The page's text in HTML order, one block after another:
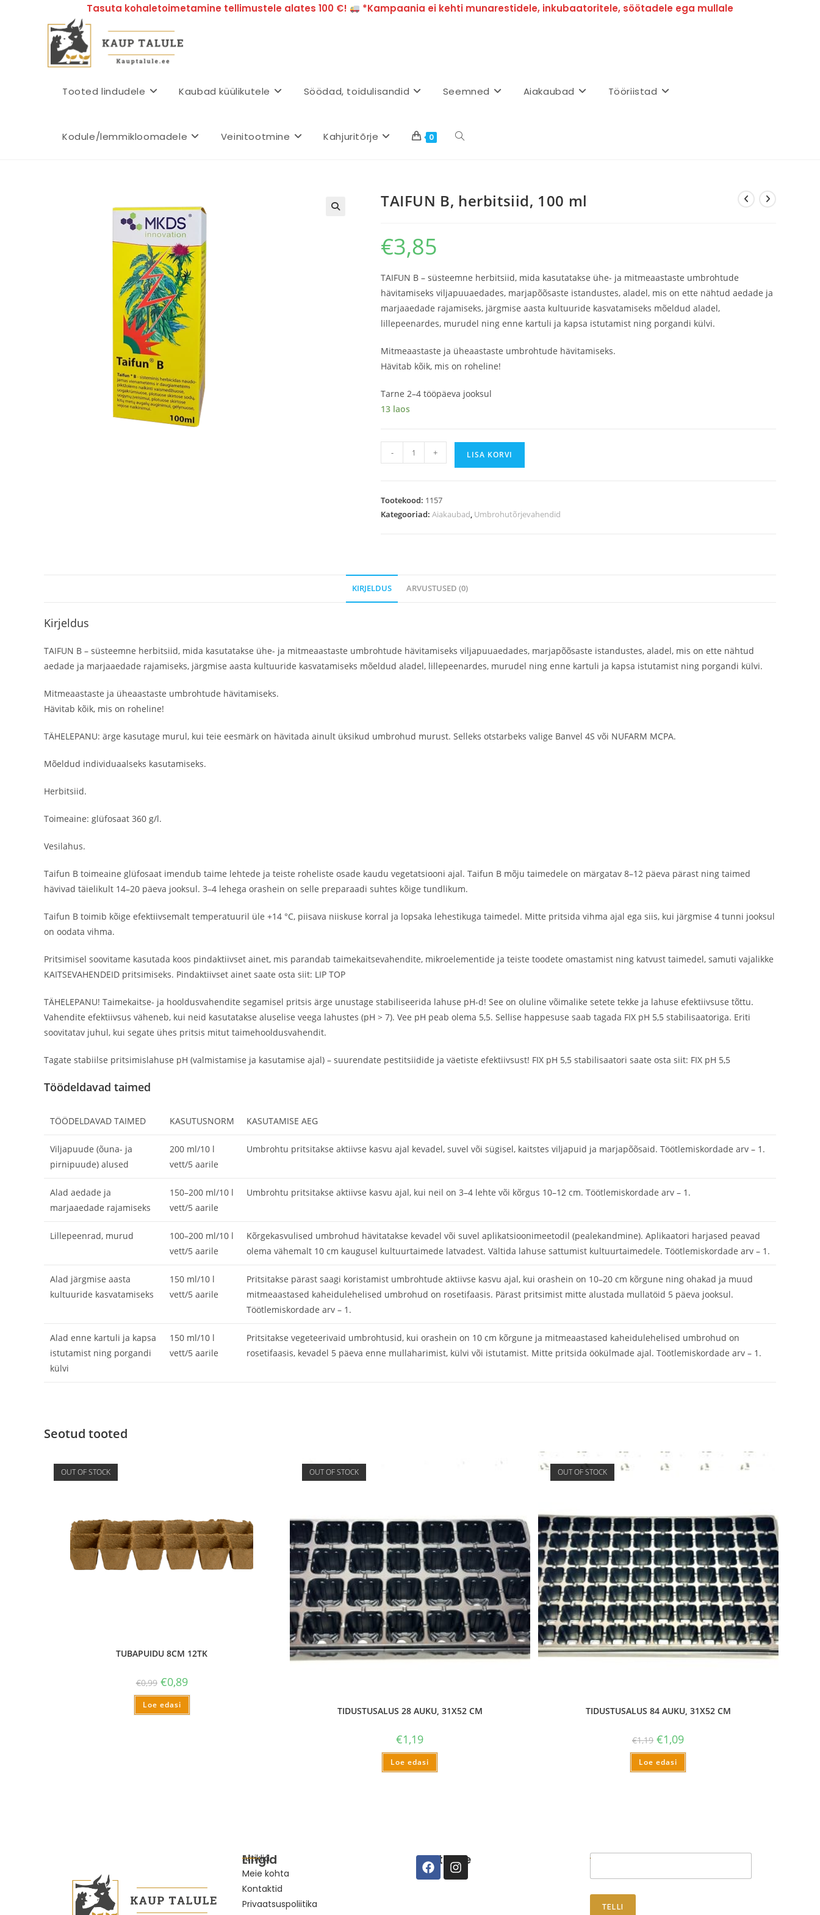
Tasuta kohaletoimetamine tellimustele alates 100 €! *Kampaania ei kehti munarestidele, inkubaatoritele, söötadele ega mullale
Tooted lindudele Kaubad küülikutele Söödad, toidulisandid Seemned Aiakaubad Tööriistad
Kodule/lemmikloomadele Veinitootmine Kahjuritõrje 0
TAIFUN B, herbitsiid, 100 ml
€3,85
TAIFUN B – süsteemne herbitsiid, mida kasutatakse ühe- ja mitmeaastaste umbrohtude
hävitamiseks viljapuuaedades, marjapõõsaste istandustes, aladel, mis on ette nähtud aedade ja
marjaaedade rajamiseks, järgmise aasta kultuuride kasvatamiseks mõeldud aladel,
lillepeenardes, murudel ning enne kartuli ja kapsa istutamist ning porgandi külvi.
Mitmeaastaste ja üheaastaste umbrohtude hävitamiseks.
Hävitab kõik, mis on roheline!
Tarne 2–4 tööpäeva jooksul
13 laos
- + LISA KORVI
Tootekood: 1157
Kategooriad: Aiakaubad, Umbrohutõrjevahendid
KIRJELDUS ARVUSTUSED (0)
Kirjeldus
TAIFUN B – süsteemne herbitsiid, mida kasutatakse ühe- ja mitmeaastaste umbrohtude hävitamiseks viljapuuaedades, marjapõõsaste istandustes, aladel, mis on ette nähtud
aedade ja marjaaedade rajamiseks, järgmise aasta kultuuride kasvatamiseks mõeldud aladel, lillepeenardes, murudel ning enne kartuli ja kapsa istutamist ning porgandi külvi.
Mitmeaastaste ja üheaastaste umbrohtude hävitamiseks.
Hävitab kõik, mis on roheline!
TÄHELEPANU: ärge kasutage murul, kui teie eesmärk on hävitada ainult üksikud umbrohud murust. Selleks otstarbeks valige Banvel 4S või NUFARM MCPA.
Mõeldud individuaalseks kasutamiseks.
Herbitsiid.
Toimeaine: glüfosaat 360 g/l.
Vesilahus.
Taifun B toimeaine glüfosaat imendub taime lehtede ja teiste roheliste osade kaudu vegetatsiooni ajal. Taifun B mõju taimedele on märgatav 8–12 päeva pärast ning taimed
hävivad täielikult 14–20 päeva jooksul. 3–4 lehega orashein on selle preparaadi suhtes kõige tundlikum.
Taifun B toimib kõige efektiivsemalt temperatuuril üle +14 °C, piisava niiskuse korral ja lopsaka lehestikuga taimedel. Mitte pritsida vihma ajal ega siis, kui järgmise 4 tunni jooksul
on oodata vihma.
Pritsimisel soovitame kasutada koos pindaktiivset ainet, mis parandab taimekaitsevahendite, mikroelementide ja teiste toodete omastamist ning katvust taimedel, samuti vajalikke
KAITSEVAHENDEID pritsimiseks. Pindaktiivset ainet saate osta siit: LIP TOP
TÄHELEPANU! Taimekaitse- ja hooldusvahendite segamisel pritsis ärge unustage stabiliseerida lahuse pH-d! See on oluline võimalike setete tekke ja lahuse efektiivsuse tõttu.
Vahendite efektiivsus väheneb, kui neid kasutatakse aluselise veega lahustes (pH > 7). Vee pH peab olema 5,5. Sellise happesuse saab tagada FIX pH 5,5 stabilisaatoriga. Eriti
soovitatav juhul, kui segate ühes pritsis mitut taimehooldusvahendit.
Tagate stabiilse pritsimislahuse pH (valmistamise ja kasutamise ajal) – suurendate pestitsiidide ja väetiste efektiivsust! FIX pH 5,5 stabilisaatori saate osta siit: FIX pH 5,5
Töödeldavad taimed
TÖÖDELDAVAD TAIMED KASUTUSNORM KASUTAMISE AEG
Viljapuude (õuna- ja
pirnipuude) alused
200 ml/10 l
vett/5 aarile
Umbrohtu pritsitakse aktiivse kasvu ajal kevadel, suvel või sügisel, kaitstes viljapuid ja marjapõõsaid. Töötlemiskordade arv – 1.
Alad aedade ja
marjaaedade rajamiseks
150–200 ml/10 l
vett/5 aarile
Umbrohtu pritsitakse aktiivse kasvu ajal, kui neil on 3–4 lehte või kõrgus 10–12 cm. Töötlemiskordade arv – 1.
Lillepeenrad, murud
100–200 ml/10 l
vett/5 aarile
Kõrgekasvulised umbrohud hävitatakse kevadel või suvel aplikatsioonimeetodil (pealekandmine). Aplikaatori harjased peavad
olema vähemalt 10 cm kaugusel kultuurtaimede latvadest. Vältida lahuse sattumist kultuurtaimedele. Töötlemiskordade arv – 1.
Alad järgmise aasta
kultuuride kasvatamiseks
150 ml/10 l
vett/5 aarile
Pritsitakse pärast saagi koristamist umbrohtude aktiivse kasvu ajal, kui orashein on 10–20 cm kõrgune ning ohakad ja muud
mitmeaastased kaheidulehelised umbrohud on rosetifaasis. Pärast pritsimist mitte alustada mullatöid 5 päeva jooksul.
Töötlemiskordade arv – 1.
Alad enne kartuli ja kapsa
istutamist ning porgandi
külvi
150 ml/10 l
vett/5 aarile
Pritsitakse vegeteerivaid umbrohtusid, kui orashein on 10 cm kõrgune ja mitmeaastased kaheidulehelised umbrohud on
rosetifaasis, kevadel 5 päeva enne mullaharimist, külvi või istutamist. Mitte pritsida öökülmade ajal. Töötlemiskordade arv – 1.
Seotud tooted
OUT OF STOCK
TUBAPUIDU 8CM 12TK
€0,99 €0,89
Loe edasi
OUT OF STOCK
TIDUSTUSALUS 28 AUKU, 31X52 CM
€1,19
Loe edasi
OUT OF STOCK
TIDUSTUSALUS 84 AUKU, 31X52 CM
€1,19 €1,09
Loe edasi
Lingid
Artiklid
Meie kohta
Kontaktid
Privaatsuspoliitika
Suhtleme Telli uudised
TELLI